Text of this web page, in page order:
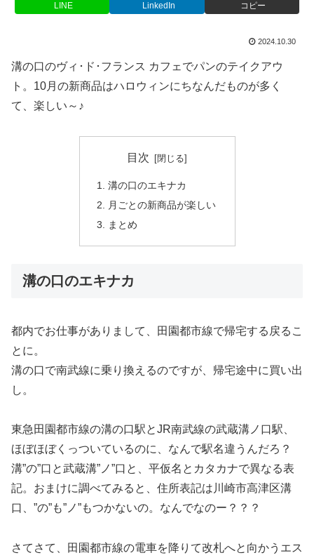
LINE LinkedIn コピー
2024.10.30
溝の口のヴィ･ド･フランス カフェでパンのテイクアウ
ト。10月の新商品はハロウィンにちなんだものが多く
て、楽しい～♪
目次
溝の口のエキナカ
月ごとの新商品が楽しい
まとめ
溝の口のエキナカ
都内でお仕事がありまして、田園都市線で帰宅する戻るこ
とに。
溝の口で南武線に乗り換えるのですが、帰宅途中に買い出
し。
東急田園都市線の溝の口駅とJR南武線の武蔵溝ノ口駅、
ほぼほぼくっついているのに、なんで駅名違うんだろ？
溝”の”口と武蔵溝”ノ”口と、平仮名とカタカナで異なる表
記。おまけに調べてみると、住所表記は川崎市高津区溝
口、”の”も”ノ”もつかないの。なんでなのー？？？
さてさて、田園都市線の電車を降りて改札へと向かうエス